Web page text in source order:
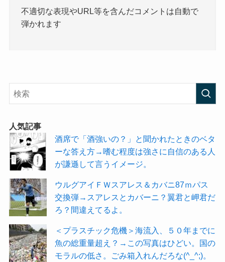
不適切な表現やURL等を含んだコメントは自動で
弾かれます
人気記事
酒席で「酒強いの？」と聞かれたときのベタ
ーな答え方→嗜む程度は強さに自信のある人
が謙遜して言うイメージ。
ウルグアイＦＷスアレス＆カバニ87ｍパス
交換弾→スアレスとカバーニ？翼君と岬君だ
ろ？間違えてるよ。
＜プラスチック危機＞海流入、５０年までに
魚の総重量超え？→この写真はひどい。国の
モラルの低さ。ごみ箱入れんだろな(^_^;)。